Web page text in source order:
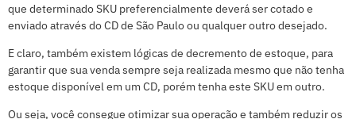
que determinado SKU preferencialmente deverá ser cotado e
enviado através do CD de São Paulo ou qualquer outro desejado.
E claro, também existem lógicas de decremento de estoque, para
garantir que sua venda sempre seja realizada mesmo que não tenha
estoque disponível em um CD, porém tenha este SKU em outro.
Ou seja, você consegue otimizar sua operação e também reduzir os